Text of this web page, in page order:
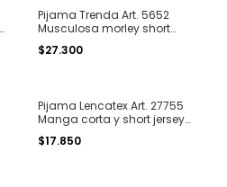
Pijama Trenda Art. 5652
Musculosa morley short
boxer rayado T. 1 al 4
$27.300
Pijama Lencatex Art. 27755
Manga corta y short jersey
estampado T. S al XL
$17.850